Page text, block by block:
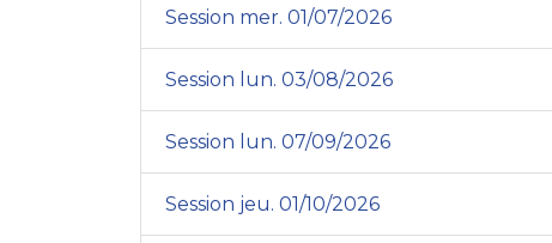
Session mer. 01/07/2026
Session lun. 03/08/2026
Session lun. 07/09/2026
Session jeu. 01/10/2026